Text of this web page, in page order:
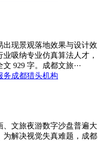
现景观落地效果与设计效
吸纳专业仿真算法人才，
929 字。成都文旅···
务成都猎头机构
文旅夜游数字沙盘普遍大
解决视觉失真难题，成都